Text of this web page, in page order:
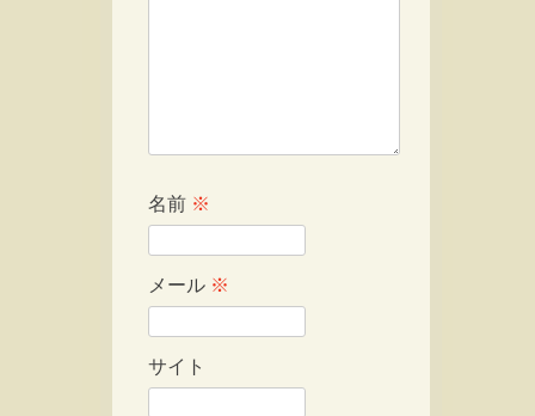
名前 ※
メール ※
サイト